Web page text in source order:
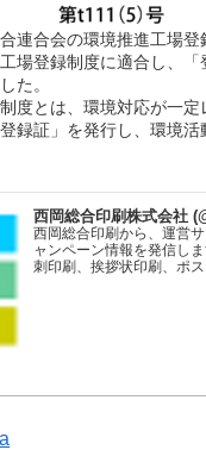
連合会の環境推進工場
場登録制度に適合し、「
た。
度とは、環境対応が一
録証」を発行し、環境
西岡総合印刷株式会社
西岡総合印刷から、運営
ャンペーン情報を発信し
刺印刷、挨拶状印刷、ポ